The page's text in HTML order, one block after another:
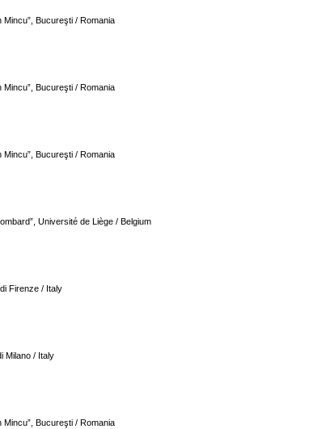
Bucureşti / Romania
Bucureşti / Romania
Bucureşti / Romania
Université de Liège / Belgium
Firenze / Italy
Milano / Italy
Bucureşti / Romania